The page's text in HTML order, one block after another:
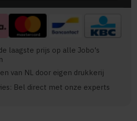
laagste prijs op alle Jobo's
van NL door eigen drukkerij
Bel direct met onze experts